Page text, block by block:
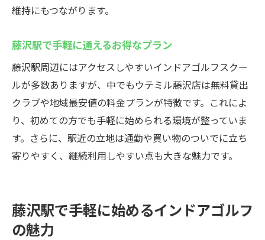
維持にもつながります。
藤沢駅で手軽に通えるお得なプラン
藤沢駅周辺にはアクセスしやすいインドアゴルフスクー
ルが多数ありますが、中でもウテミル藤沢店は無料貸出
クラブや地域最安値の料金プランが特徴です。これによ
り、初めての方でも手軽に始められる環境が整っていま
す。さらに、駅近の立地は通勤や買い物のついでに立ち
寄りやすく、継続利用しやすい点も大きな魅力です。
藤沢駅で手軽に始めるインドアゴルフ
の魅力